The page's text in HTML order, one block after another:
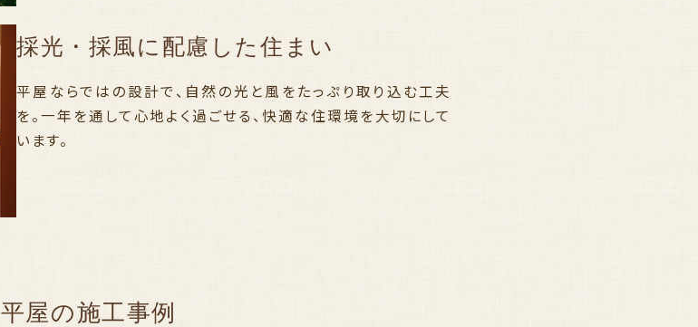
採光・採風に配慮した住まい
平屋ならではの設計で、自然の光と風をたっぷり取り込む工夫
を。一年を通して心地よく過ごせる、快適な住環境を大切にして
います。
平屋の施工事例